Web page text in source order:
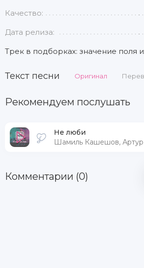
Качество:
Дата релиза:
Трек в подборках: значение поля
Текст песни Оригинал
Рекомендуем послушать
Не люби
Шамиль Кашешов, Артур
Комментарии (0)